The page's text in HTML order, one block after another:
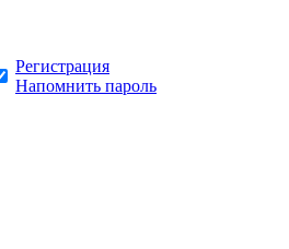
Регистрация
Напомнить пароль